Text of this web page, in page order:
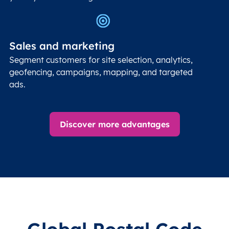
Sales and marketing
Segment customers for site selection, analytics,
geofencing, campaigns, mapping, and targeted
ads.
Discover more advantages